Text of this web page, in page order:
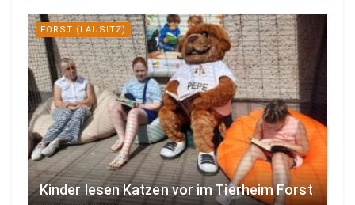
FORST (LAUSITZ)
Kinder lesen Katzen vor im Tierheim Forst